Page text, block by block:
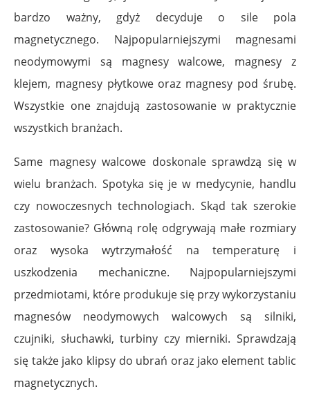
bardzo ważny, gdyż decyduje o sile pola
magnetycznego. Najpopularniejszymi magnesami
neodymowymi są magnesy walcowe, magnesy z
klejem, magnesy płytkowe oraz magnesy pod śrubę.
Wszystkie one znajdują zastosowanie w praktycznie
wszystkich branżach.
Same magnesy walcowe doskonale sprawdzą się w
wielu branżach. Spotyka się je w medycynie, handlu
czy nowoczesnych technologiach. Skąd tak szerokie
zastosowanie? Główną rolę odgrywają małe rozmiary
oraz wysoka wytrzymałość na temperaturę i
uszkodzenia mechaniczne. Najpopularniejszymi
przedmiotami, które produkuje się przy wykorzystaniu
magnesów neodymowych walcowych są silniki,
czujniki, słuchawki, turbiny czy mierniki. Sprawdzają
się także jako klipsy do ubrań oraz jako element tablic
magnetycznych.